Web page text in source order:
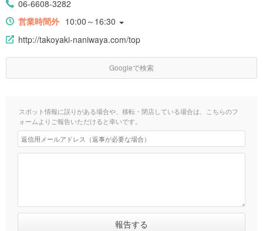
06-6608-3282
営業時間外 10:00～16:30
http://takoyaki-naniwaya.com/top
Googleで検索
スポット情報に誤りがある場合や、移転・閉店している場合は、こちらのフ
ォームよりご報告いただけると幸いです。